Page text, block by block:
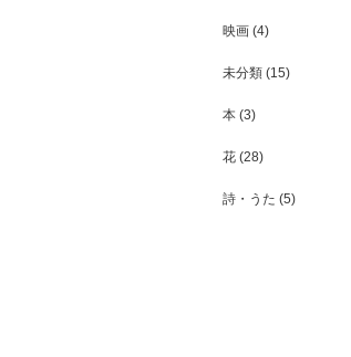
映画 (4)
未分類 (15)
本 (3)
花 (28)
詩・うた (5)